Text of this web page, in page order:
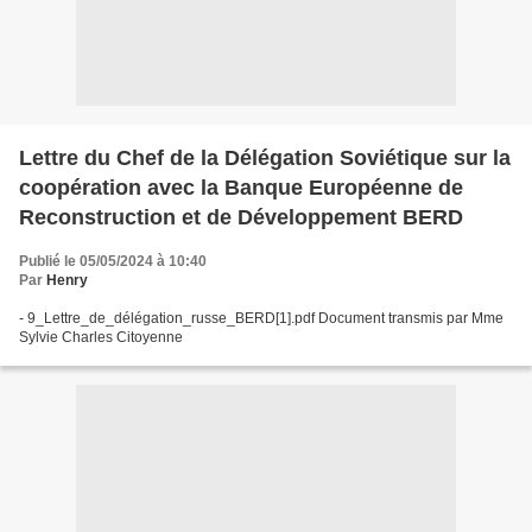
Lettre du Chef de la Délégation Soviétique sur la
coopération avec la Banque Européenne de
Reconstruction et de Développement BERD
Publié le 05/05/2024 à 10:40
Par Henry
- 9_Lettre_de_délégation_russe_BERD[1].pdf Document transmis par Mme
Sylvie Charles Citoyenne